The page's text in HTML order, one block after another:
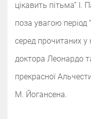
цікавить пітьма”
поза увагою період
серед прочитаних у
доктора Леонардо
прекрасної
М. Йогансена.